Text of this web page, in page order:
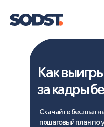
Как
за кадры
Скачайте
пошаговый план по